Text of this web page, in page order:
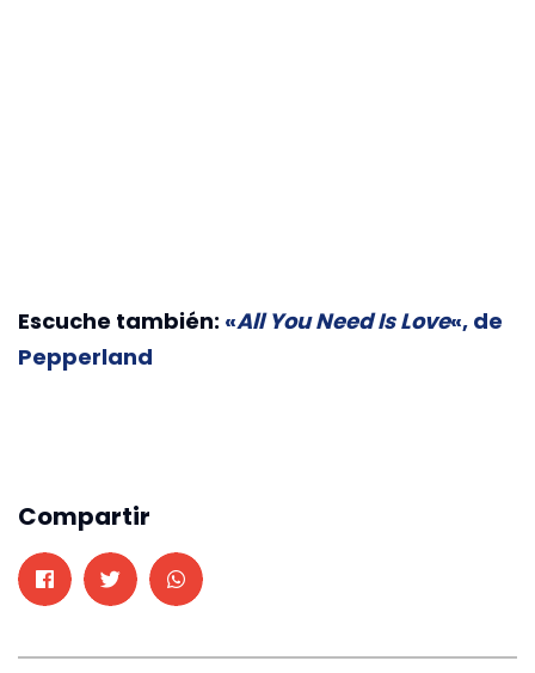
Escuche también: «All You Need Is Love«, de
Pepperland
Compartir